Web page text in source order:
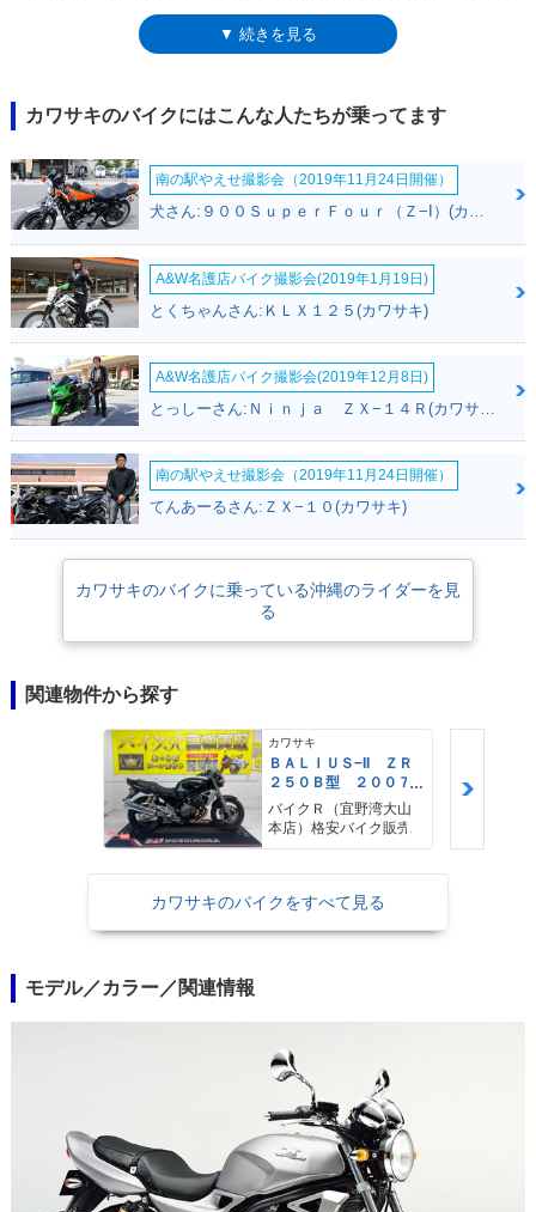
変更することで、バリオスよりもシート下にスペースができた。仕様変更
を受けながら、2007年に生産を終えるまでの10年間、カワサキ250㏄モデ
ムが取り付けられていた。なお、2002年から数年間、スズキにOEM供給
されていた時期もあり、供給先ではスズキ流に「GSX250FX」と呼ばれて
いた。
▼ 続きを見る
カワサキのバイクにはこんな人たちが乗ってます
南の駅やえせ撮影会（2019年11月24日開催）
犬さん:９００ＳｕｐｅｒＦｏｕｒ（Ｚ−I）(カワサキ)
A&W名護店バイク撮影会(2019年1月19日)
とくちゃんさん:ＫＬＸ１２５(カワサキ)
A&W名護店バイク撮影会(2019年12月8日)
南の駅やえせ撮影会（2019年11月24日開催）
てんあーるさん:ＺＸ−１０(カワサキ)
カワサキのバイクに乗っている沖縄のライダーを見
る
関連物件から探す
カワサキ
ＢＡＬＩＵＳ−II ＺＲ
２５０Ｂ型 ２００７
年モデル 社外グリッ
プ 社外リアサス
バイクＲ（宜野湾大山
本店）格安バイク販売
カワサキのバイクをすべて見る
モデル／カラー／関連情報